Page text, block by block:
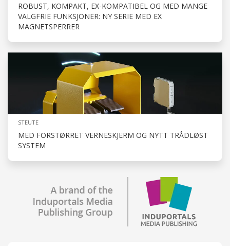
ROBUST, KOMPAKT, EX-KOMPATIBEL OG MED MANGE
VALGFRIE FUNKSJONER: NY SERIE MED EX
MAGNETSPERRER
STEUTE
MED FORSTØRRET VERNESKJERM OG NYTT TRÅDLØST
SYSTEM